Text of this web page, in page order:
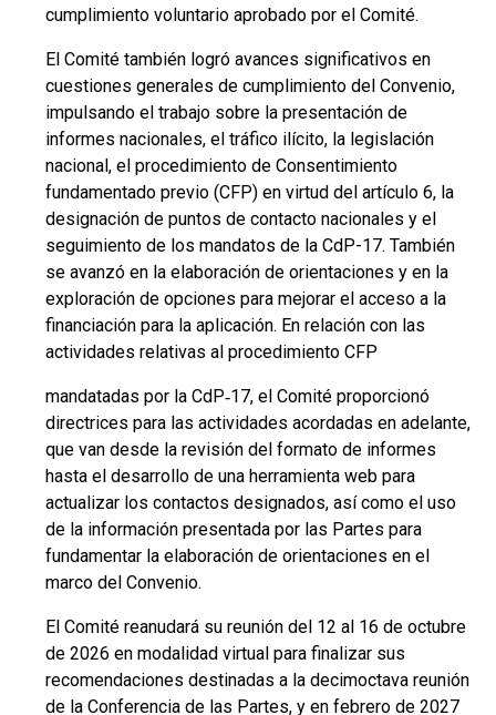
cumplimiento voluntario aprobado por el Comité.
El Comité también logró avances significativos en
cuestiones generales de cumplimiento del Convenio,
impulsando el trabajo sobre la presentación de
informes nacionales, el tráfico ilícito, la legislación
nacional, el procedimiento de Consentimiento
fundamentado previo (CFP) en virtud del artículo 6, la
designación de puntos de contacto nacionales y el
seguimiento de los mandatos de la CdP-17. También
se avanzó en la elaboración de orientaciones y en la
exploración de opciones para mejorar el acceso a la
financiación para la aplicación. En relación con las
actividades relativas al procedimiento CFP
mandatadas por la CdP‑17, el Comité proporcionó
directrices para las actividades acordadas en adelante,
que van desde la revisión del formato de informes
hasta el desarrollo de una herramienta web para
actualizar los contactos designados, así como el uso
de la información presentada por las Partes para
fundamentar la elaboración de orientaciones en el
marco del Convenio.
El Comité reanudará su reunión del 12 al 16 de octubre
de 2026 en modalidad virtual para finalizar sus
recomendaciones destinadas a la decimoctava reunión
de la Conferencia de las Partes, y en febrero de 2027